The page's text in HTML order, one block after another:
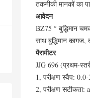
तकनीकी मानकों का
आवेदन
BZ75 ° बुद्धिमान
साथ बुद्धिमान
पैरामीटर
JJG 696 (प्रथम-
1, परीक्षण स्वैप:
2, परीक्षण सटीकता: